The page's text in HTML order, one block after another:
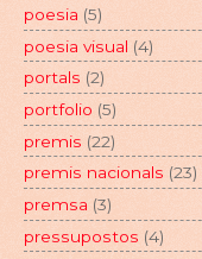
poesia (5)
poesia visual (4)
portals (2)
portfolio (5)
premis (22)
premis nacionals (23)
premsa (3)
pressupostos (4)